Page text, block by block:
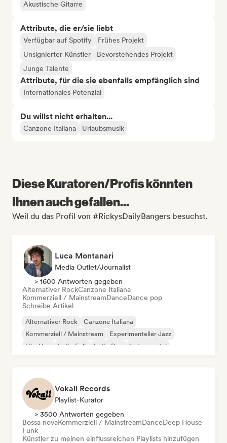
Akustische Gitarre
Attribute, die er/sie liebt
Verfügbar auf Spotify
Frühes Projekt
Unsignierter Künstler
Bevorstehendes Projekt
Junge Talente
Attribute, für die sie ebenfalls empfänglich sind
Internationales Potenzial
Du willst nicht erhalten...
Canzone Italiana Urlaubsmusik
Diese Kuratoren/Profis könnten
Ihnen auch gefallen...
Weil du das Profil von #RickysDailyBangers besuchst.
Luca Montanari
Media Outlet/Journalist
> 1600 Antworten gegeben
Alternativer RockCanzone Italiana
Kommerziell / MainstreamDanceDance pop
Schreibe Artikel
Alternativer Rock
Canzone Italiana
Kommerziell / Mainstream
Experimenteller Jazz
Hip-Hop
Indie-Folk Indie-Pop Instrumental
Vokall Records
Playlist-Kurator
> 3500 Antworten gegeben
Bossa novaKommerziell / MainstreamDanceDeep House
Funk
Künstler zu meinen einflussreichen Playlists hinzufügen